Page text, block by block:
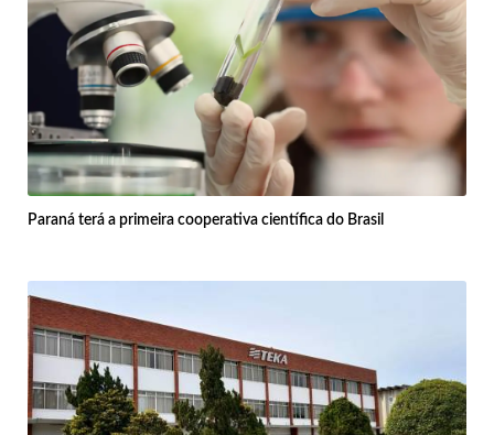
Paraná terá a primeira cooperativa científica do Brasil